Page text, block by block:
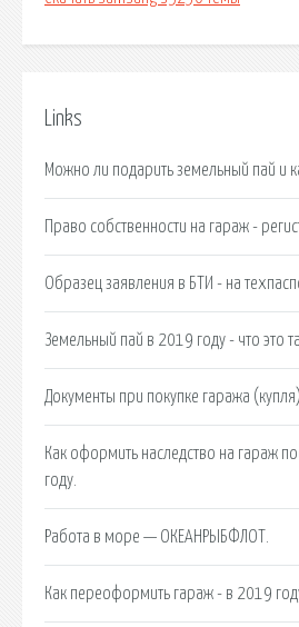
Links
Можно ли подарить земельный пай и
Право собственности на гараж -
Образец заявления в БТИ - на
Земельный пай в 2019 году - что это
Документы при покупке гаража
Как оформить наследство на гараж
году.
Работа в море — ОКЕАНРЫБФЛОТ.
Как переоформить гараж - в 2019